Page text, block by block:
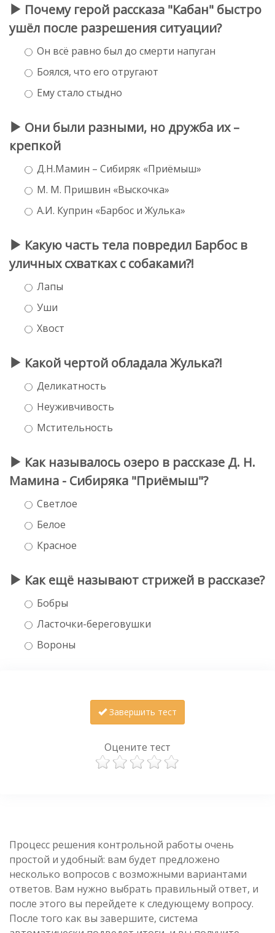
Почему герой рассказа "Кабан" быстро
ушёл после разрешения ситуации?
Он всё равно был до смерти напуган
Боялся, что его отругают
Ему стало стыдно
Они были разными, но дружба их –
крепкой
Д.Н.Мамин – Сибиряк «Приёмыш»
М. М. Пришвин «Выскочка»
А.И. Куприн «Барбос и Жулька»
Какую часть тела повредил Барбос в
уличных схватках с собаками?!
Лапы
Уши
Хвост
Какой чертой обладала Жулька?!
Деликатность
Неуживчивость
Мстительность
Как называлось озеро в рассказе Д. Н.
Мамина - Сибиряка "Приёмыш"?
Светлое
Белое
Красное
Как ещё называют стрижей в рассказе?
Бобры
Ласточки-береговушки
Вороны
Завершить тест
Оцените тест
Процесс решения контрольной работы очень
простой и удобный: вам будет предложено
несколько вопросов с возможными вариантами
ответов. Вам нужно выбрать правильный ответ, и
после этого вы перейдете к следующему вопросу.
После того как вы завершите, система